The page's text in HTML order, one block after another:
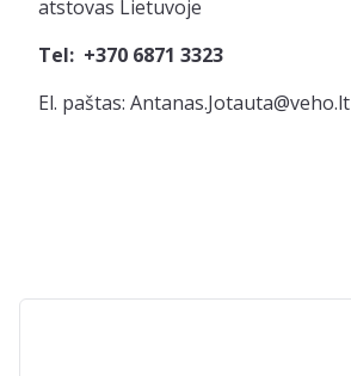
atstovas Lietuvoje
Tel: +370 6871 3323
El. paštas: Antanas.Jotauta@veho.lt